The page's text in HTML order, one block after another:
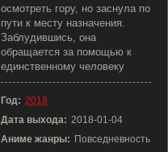
осмотреть гору, но заснула по
пути к месту назначения.
Заблудившись, она
обращается за помощью к
единственному человеку
Год: 2018
Дата выхода: 2018-01-04
Аниме жанры: Повседневность